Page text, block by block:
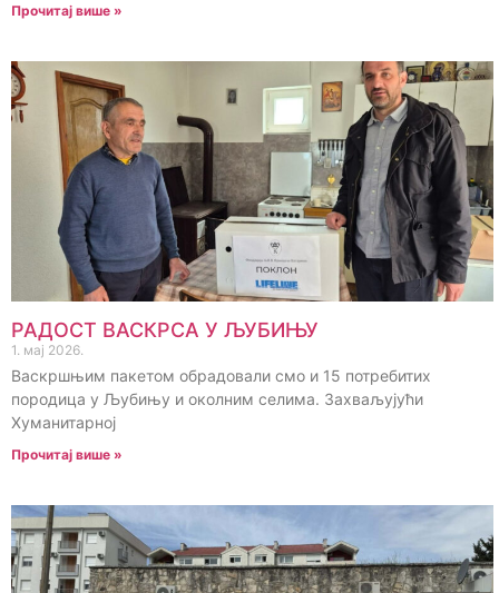
Прочитај више »
РАДОСТ ВАСКРСА У ЉУБИЊУ
1. мај 2026.
Васкршњим пакетом обрадовали смо и 15 потребитих
породица у Љубињу и околним селима. Захваљујући
Хуманитарној
Прочитај више »